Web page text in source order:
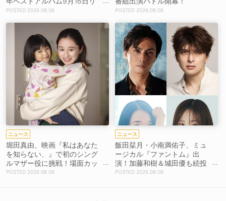
リース！2026.08.06 2026.08.06
ニュース
堀田真由、映画『私はあなた
を知らない、』で初のシング
ルマザー役に挑戦！場面カッ
トを解禁！【コメントあり】
2026.08.06
ニュース
飯田栞月・小南満佑子、ミュ
ージカル『ファントム』出
演！加藤和樹＆城田優も続投
【コメントあり】
2026.08.06